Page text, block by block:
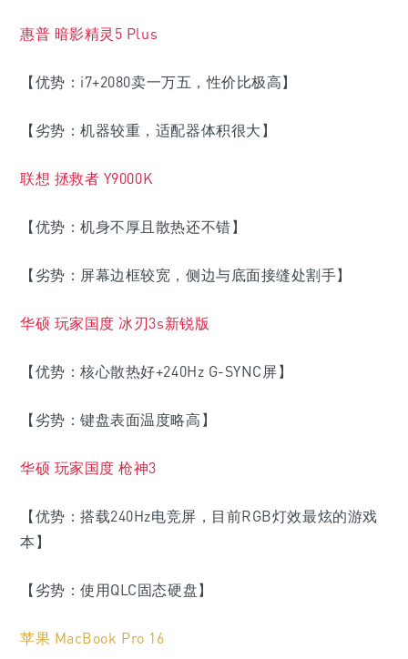
惠普 暗影精灵5 Plus
【优势：i7+2080卖一万五，性价比极高】
【劣势：机器较重，适配器体积很大】
联想 拯救者 Y9000K
【优势：机身不厚且散热还不错】
【劣势：屏幕边框较宽，侧边与底面接缝处割手】
华硕 玩家国度 冰刃3s新锐版
【优势：核心散热好+240Hz G-SYNC屏】
【劣势：键盘表面温度略高】
华硕 玩家国度 枪神3
【优势：搭载240Hz电竞屏，目前RGB灯效最炫的游戏
本】
【劣势：使用QLC固态硬盘】
苹果 MacBook Pro 16